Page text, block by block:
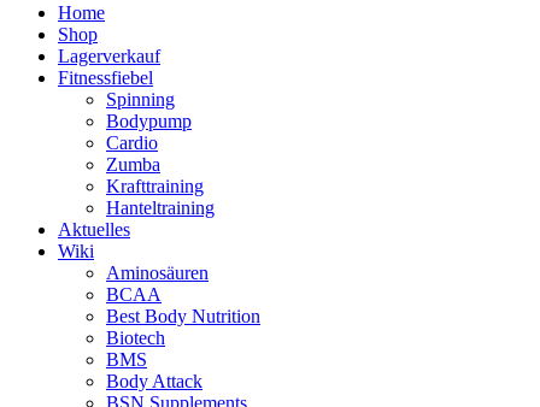
Home
Shop
Lagerverkauf
Fitnessfiebel
Spinning
Bodypump
Cardio
Zumba
Krafttraining
Hanteltraining
Aktuelles
Wiki
Aminosäuren
BCAA
Best Body Nutrition
Biotech
BMS
Body Attack
BSN Supplements